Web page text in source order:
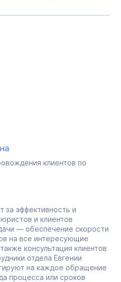
клиентов по
за эффективность и
и клиентов
— обеспечение скорости
на все интересующие
консультация клиентов
отдела Евгении
на каждое обращение
процесса или сроков